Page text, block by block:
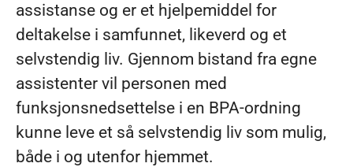
assistanse og er et hjelpemiddel for
deltakelse i samfunnet, likeverd og et
selvstendig liv. Gjennom bistand fra egne
assistenter vil personen med
funksjonsnedsettelse i en BPA-ordning
kunne leve et så selvstendig liv som mulig,
både i og utenfor hjemmet.